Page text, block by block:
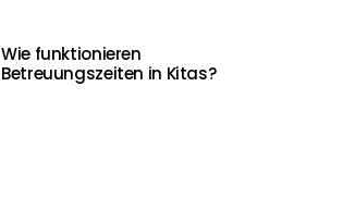
Wie funktionieren
Betreuungszeiten in Kitas?